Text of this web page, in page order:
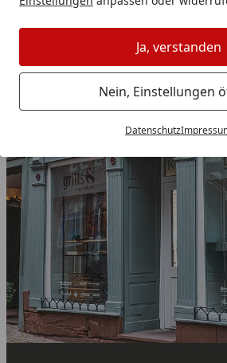
Ja, verstanden
Nein, Einstellungen
Datenschutz
Wie hört sich das an: In einladender
Ruhe Profigrills anschauen? Mit
Beratern in aller Ruhe ein wenig
Klasse, oder? Also nichts wie los!